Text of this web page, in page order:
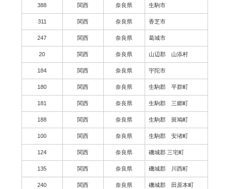
388 関西 奈良県 生駒市
311 関西 奈良県 香芝市
247 関西 奈良県 葛城市
20 関西 奈良県 山辺郡 山添村
184 関西 奈良県 宇陀市
180 関西 奈良県 生駒郡 平群町
181 関西 奈良県 生駒郡 三郷町
188 関西 奈良県 生駒郡 斑鳩町
100 関西 奈良県 生駒郡 安堵町
124 関西 奈良県 磯城郡 三宅町
135 関西 奈良県 磯城郡 川西町
240 関西 奈良県 磯城郡 田原本町